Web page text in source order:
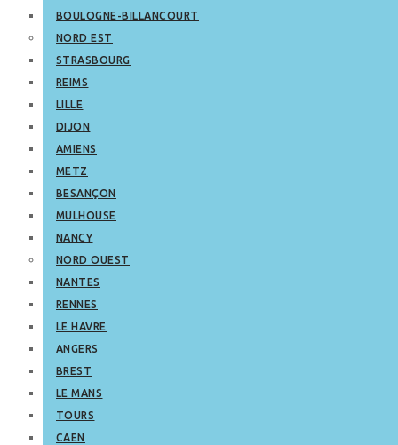
BOULOGNE-BILLANCOURT
NORD EST
STRASBOURG
REIMS
LILLE
DIJON
AMIENS
METZ
BESANÇON
MULHOUSE
NANCY
NORD OUEST
NANTES
RENNES
LE HAVRE
ANGERS
BREST
LE MANS
TOURS
CAEN